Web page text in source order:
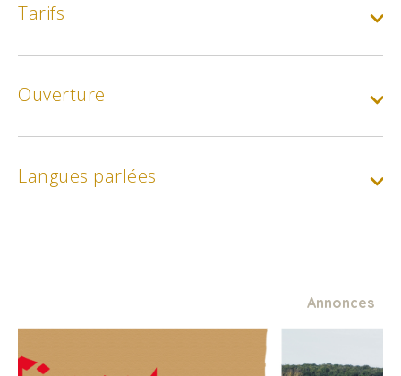
Tarifs
A la carte
Min.
A la carte :
Ouverture
Langues parlées
Annonces